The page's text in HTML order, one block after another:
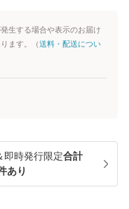
生する場合や表示のお届け
ます。（送料・配送につい
即時発行限定合計
あり